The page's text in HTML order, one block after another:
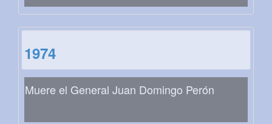
1974
Muere el General Juan Domingo Perón